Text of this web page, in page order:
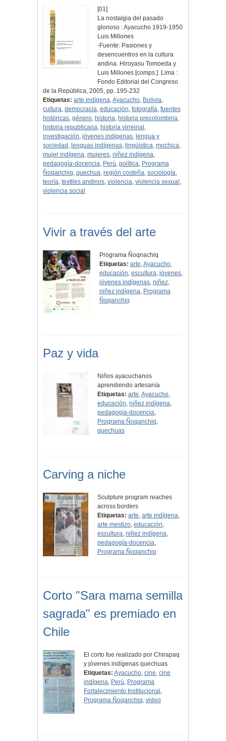
[01]
La nostalgia del pasado
glorioso : Ayacucho 1919-1950
Luis Millones
-Fuente: Pasiones y
desencuentros en la cultura
andina. Hiroyasu Tomoeda y
Luis Millones [comps.]. Lima :
Fondo Editorial del Congreso
de la República, 2005, pp. 195-232
Etiquetas: arte indígena,Ayacucho, Bolivia,
cultura, democracia, educación, fotografía, fuentes
históricas, género, historia, historia precolombina,
historia republicana, historia virreinal ,
investigación, jóvenes indígenas, lengua y
sociedad , lenguas indígenas, lingüística, mochica,
mujer indígena, mujeres, niñez indígena,
pedagogía-docencia, Perú, política, Programa
Ñoqanchiq, quechua, región costeña, sociología,
teoría, textiles andinos, violencia, violencia sexual ,
violencia social
Vivir a través del arte
Programa Ñoqnachiq
Etiquetas: arte,Ayacucho,
educación, escultura, jóvenes,
jóvenes indígenas, niñez,
niñez indígena, Programa
Ñoqanchiq
Paz y vida
Niños ayacuchanos
aprendiendo artesanía
Etiquetas: arte,Ayacucho,
educación,niñez indígena,
pedagogía-docencia,
Programa Ñoqanchiq,
quechuas
Carving a niche
Sculpture program reaches
across borders
Etiquetas: arte,arte indígena,
arte mestizo,educación,
escultura,niñez indígena,
pedagogía-docencia,
Programa Ñoqanchiq
Corto "Sara mama semilla
sagrada" es premiado en
Chile
El corto fue realizado por Chirapaq
y jóvenes indígenas quechuas
Etiquetas: Ayacucho, cine, cine
indígena, Perú, Programa
Fortalecimiento Institucional ,
Programa Ñoqanchiq, video